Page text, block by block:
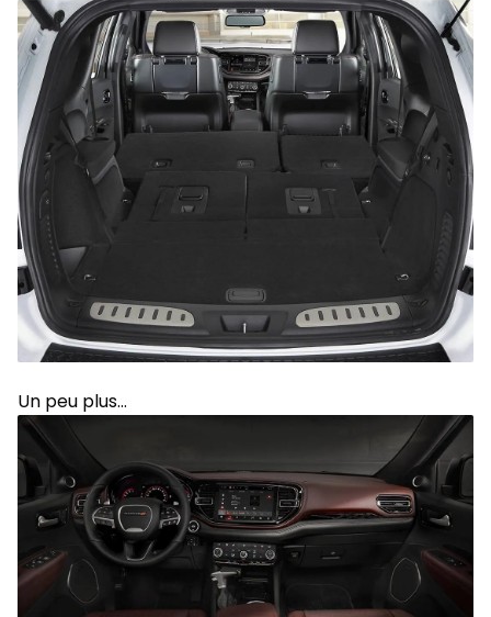
Un peu plus…